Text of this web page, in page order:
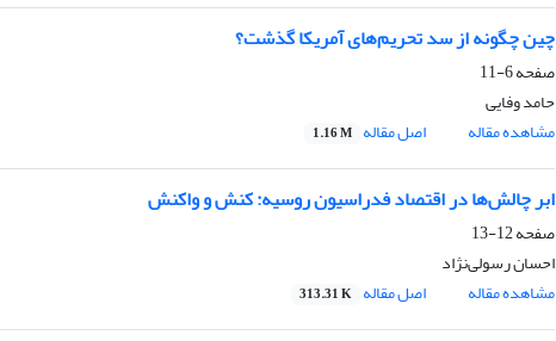
چین چگونه از سد تحریم‌های آمریکا گذشت؟
صفحه6-11
حامد وفایی
مشاهده مقاله
اصل مقاله 1.16 M
ابر چالش‌ها در اقتصاد فدراسیون روسیه: کنش و واکنش
صفحه12-13
احسان رسولی‌نژاد
مشاهده مقاله
اصل مقاله 313.31 K